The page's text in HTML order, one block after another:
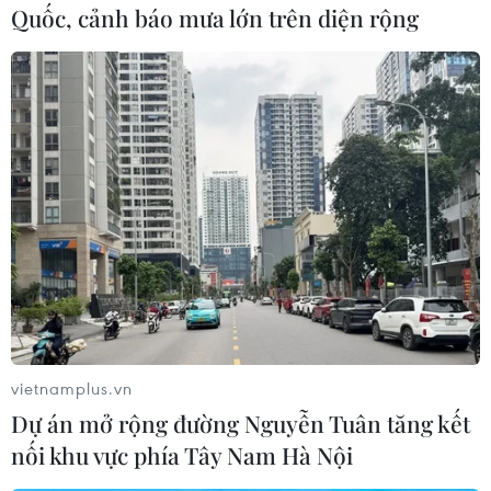
hàng này./.
(Vietnam+)
Quốc, cảnh báo mưa lớn trên diện rộng
vietnamplus.vn
Dự án mở rộng đường Nguyễn Tuân tăng kết
nối khu vực phía Tây Nam Hà Nội